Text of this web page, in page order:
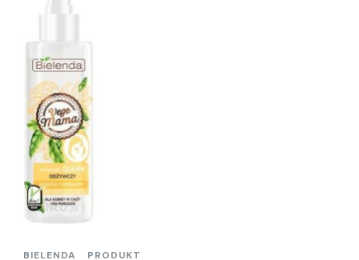
BIELENDA PRODUKT